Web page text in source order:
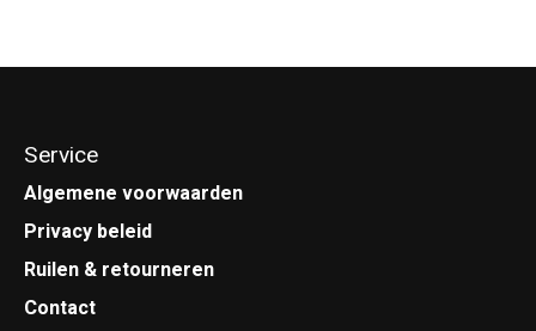
Service
Algemene voorwaarden
Privacy beleid
Ruilen & retourneren
Contact